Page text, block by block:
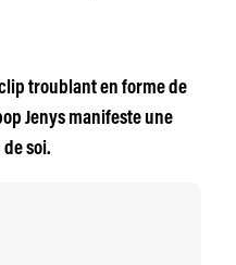
troublant en forme de
Jenys manifeste une
soi.